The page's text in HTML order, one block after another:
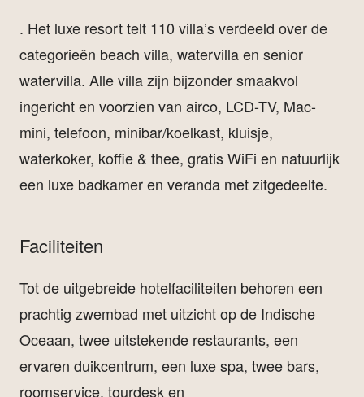
. Het luxe resort telt 110 villa’s verdeeld over de
categorieën beach villa, watervilla en senior
watervilla. Alle villa zijn bijzonder smaakvol
ingericht en voorzien van airco, LCD-TV, Mac-
mini, telefoon, minibar/koelkast, kluisje,
waterkoker, koffie & thee, gratis WiFi en natuurlijk
een luxe badkamer en veranda met zitgedeelte.
Faciliteiten
Tot de uitgebreide hotelfaciliteiten behoren een
prachtig zwembad met uitzicht op de Indische
Oceaan, twee uitstekende restaurants, een
ervaren duikcentrum, een luxe spa, twee bars,
roomservice, tourdesk en